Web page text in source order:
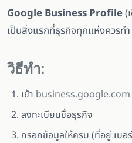
Google Business Profile(
เป็นสิ่งแรกที่ธุรกิจทุกแห่งควรท
วิธีทำ:
เข้า business.google.com
ลงทะเบียนชื่อธุรกิจ
กรอกข้อมูลให้ครบ (ที่อยู่ เบอ